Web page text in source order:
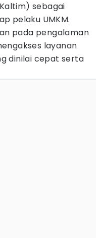
sebagai
pelaku UMKM.
pada pengalaman
layanan
dinilai cepat serta